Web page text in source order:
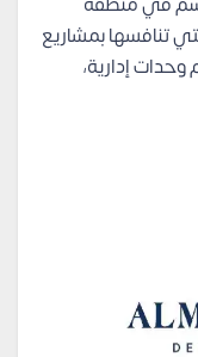
تنافسها بمشاريع
وحدات إدارية،